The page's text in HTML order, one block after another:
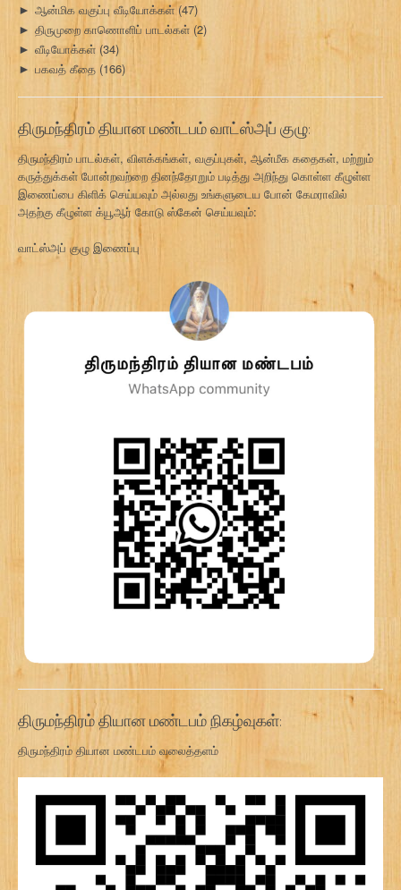
► ஆன்மிக வகுப்பு வீடியோக்கள்(47)
► திருமுறை காணொளிப் பாடல்கள் (2)
► வீடியோக்கள் (34)
► பகவத் கீதை (166)
திருமந்திரம் தியான மண்டபம் வாட்ஸ்அப் குழு:
திருமந்திரம் பாடல்கள், விளக்கங்கள், வகுப்புகள், ஆன்மீக கதைகள், மற்றும்
கருத்துக்கள் போன்றவற்றை தினந்தோறும் படித்து அறிந்து கொள்ள கீழுள்ள
இணைப்பை கிளிக் செய்யவும் அல்லது உங்களுடைய போன் கேமராவில்
அதற்கு கீழுள்ள க்யூஆர் கோடு ஸ்கேன் செய்யவும்:
வாட்ஸ்அப் குழு இணைப்பு
திருமந்திரம் தியான மண்டபம் நிகழ்வுகள்:
திருமந்திரம் தியான மண்டபம் வலைத்தளம்